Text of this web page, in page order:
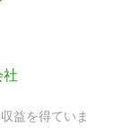
社
益を得ていま